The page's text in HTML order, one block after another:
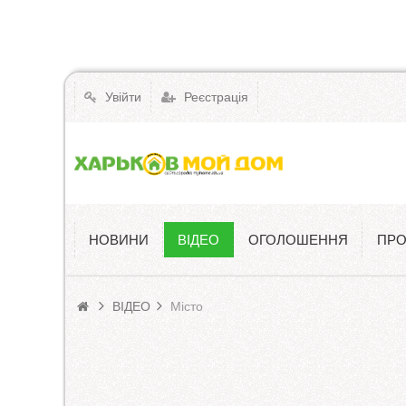
Увійти Реєстрація
ВІДЕО
НОВИНИ ВІДЕО ОГОЛОШЕННЯ
ВІДЕО Місто